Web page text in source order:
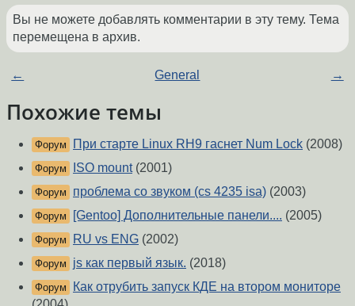
Вы не можете добавлять комментарии в эту тему. Тема
перемещена в архив.
← General →
Похожие темы
Форум При старте Linux RH9 гаснет Num Lock (2008)
Форум ISO mount(2001)
Форум проблема со звуком (cs 4235 isa) (2003)
Форум [Gentoo] Дополнительные панели.... (2005)
Форум RU vs ENG (2002)
Форум js как первый язык. (2018)
Форум
Как отрубить запуск КДЕ на втором мониторе